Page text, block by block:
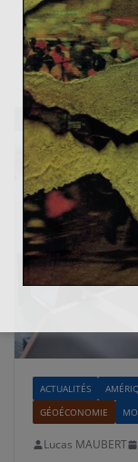
pour favoriser
Read More
ACTUALITÉS
GÉOÉCONOMIE
Lucas MAUBERT